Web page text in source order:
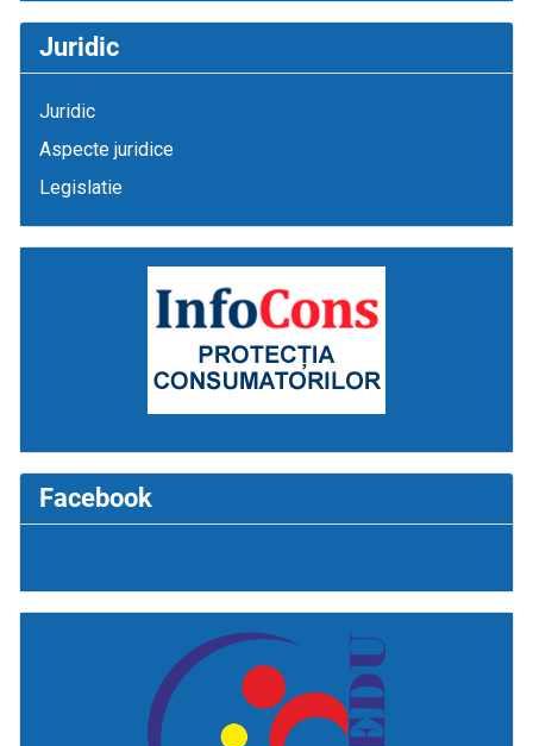
Juridic
Juridic
Aspecte juridice
Legislatie
Facebook